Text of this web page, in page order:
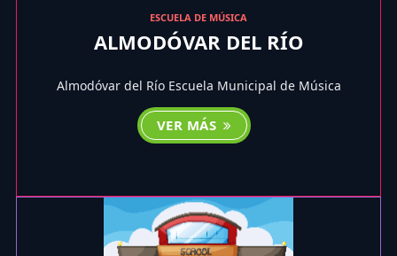
ESCUELA DE MÚSICA
ALMODÓVAR DEL RÍO
Almodóvar del Río Escuela Municipal de Música
VER MÁS